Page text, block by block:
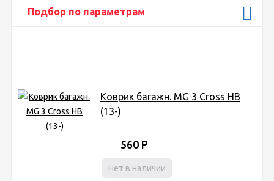
Подбор по параметрам
Коврик багажн. MG 3 Cross HB
(13-)
560 Р
Нет в наличии